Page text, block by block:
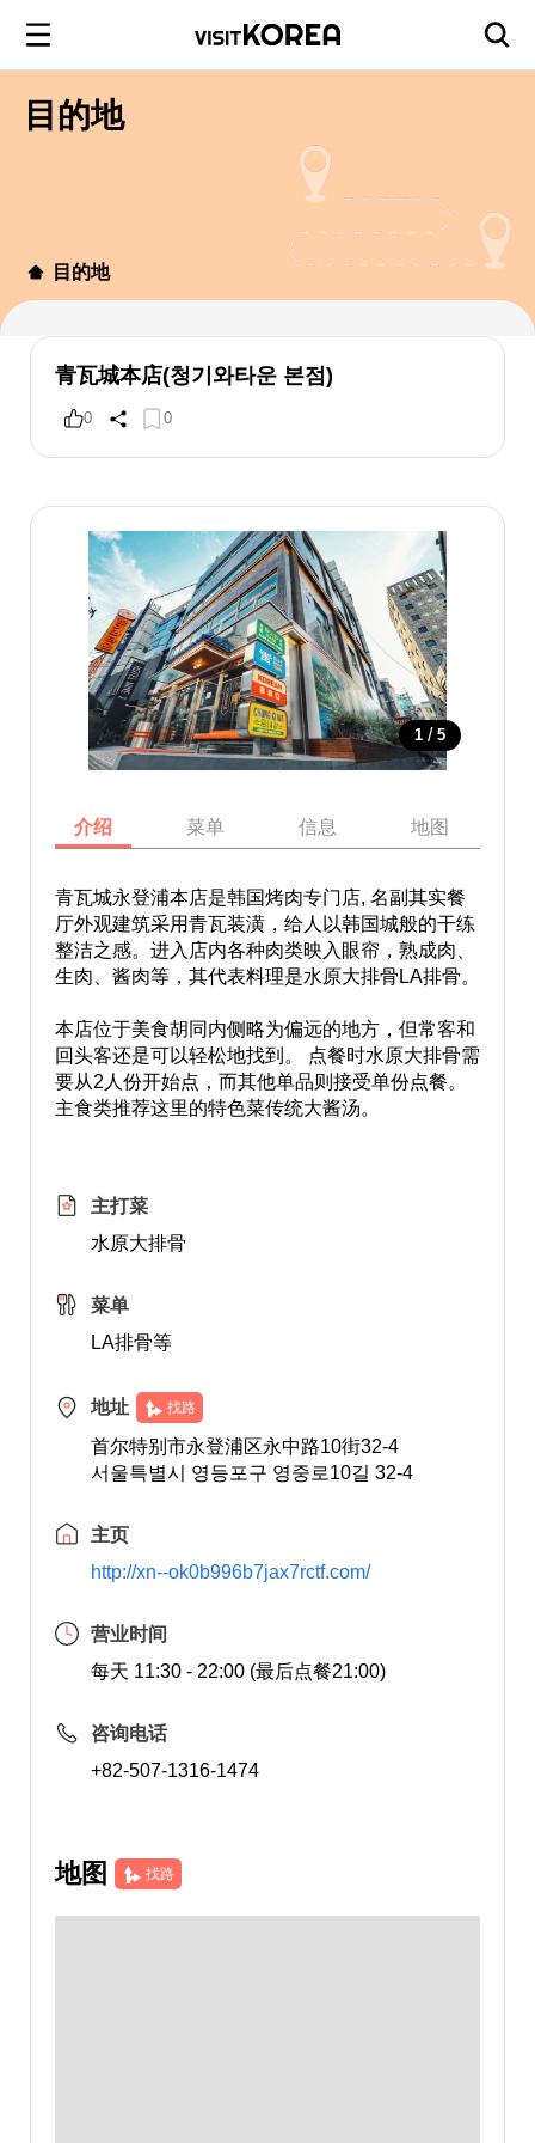
目的地
目的地
青瓦城本店(청기와타운 본점)
0 0
1 / 5
介绍 菜单 信息 地图
青瓦城永登浦本店是韩国烤肉专门店, 名副其实餐
厅外观建筑采用青瓦装潢，给人以韩国城般的干练
整洁之感。进入店内各种肉类映入眼帘，熟成肉、
生肉、酱肉等，其代表料理是水原大排骨LA排骨。
本店位于美食胡同内侧略为偏远的地方，但常客和
回头客还是可以轻松地找到。 点餐时水原大排骨需
要从2人份开始点，而其他单品则接受单份点餐。
主食类推荐这里的特色菜传统大酱汤。
主打菜
水原大排骨
菜单
LA排骨等
地址 找路
首尔特别市永登浦区永中路10街32-4
서울특별시 영등포구 영중로10길 32-4
主页
http://xn--ok0b996b7jax7rctf.com/
营业时间
每天 11:30 - 22:00 (最后点餐21:00)
咨询电话
+82-507-1316-1474
地图 找路